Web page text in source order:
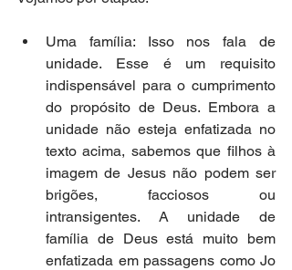
Uma família: Isso nos fala de
unidade. Esse é um requisito
indispensável para o cumprimento
do propósito de Deus. Embora a
unidade não esteja enfatizada no
texto acima, sabemos que filhos à
imagem de Jesus não podem ser
brigões, facciosos ou
intransigentes. A unidade de
família de Deus está muito bem
enfatizada em passagens como Jo